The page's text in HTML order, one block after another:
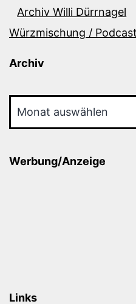
Archiv Willi Dürrnagel
Würzmischung / Podcast
Archiv
Werbung/Anzeige
Links